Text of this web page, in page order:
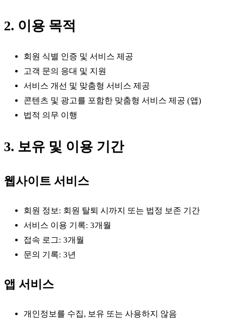
2. 이용 목적
회원 식별 인증 및 서비스 제공
고객 문의 응대 및 지원
서비스 개선 및 맞춤형 서비스 제공
콘텐츠 및 광고를 포함한 맞춤형 서비스 제공 (앱)
법적 의무 이행
3. 보유 및 이용 기간
웹사이트 서비스
회원 정보: 회원 탈퇴 시까지 또는 법정 보존 기간
서비스 이용 기록: 3개월
접속 로그: 3개월
문의 기록: 3년
앱 서비스
개인정보를 수집, 보유 또는 사용하지 않음